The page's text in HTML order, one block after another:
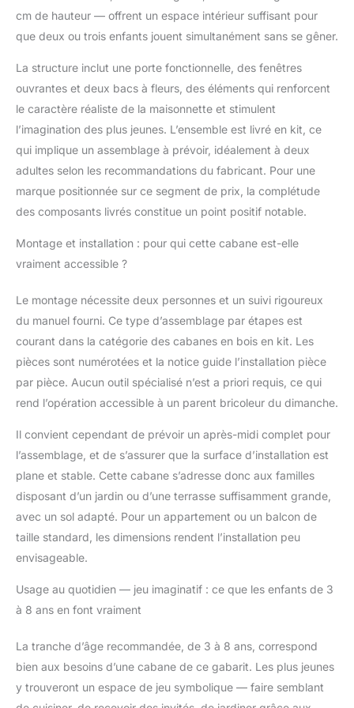
hauteur confortable et
un espace suffisant
puissent bouger
librement, installer leurs
jouets ou petits
à des jeux de rôle sans
contrainte. COIN
JARDIN CRÉATIF :
Équipée de deux
jardinières près de
l'entrée, cette cabane
invite les enfants à
saisons. Transformez
facilement cet espace
en boutique ou en
stimulant leur créativité
et leur sens des
responsabilités.
AÉRÉ : Avec une porte
à mi-hauteur et trois
cabane de jardin pour
enfants garantit une
luminosité naturelle et
une bonne ventilation.
tout en offrant aux
enfants un espace de
L'INDÉPENDANCE :
Cette cabane de jeu
pour enfants stimule
cm de hauteur — offrent un espace intérieur suffisant pour
que deux ou trois enfants jouent simultanément sans se gêner.
La structure inclut une porte fonctionnelle, des fenêtres
ouvrantes et deux bacs à fleurs, des éléments qui renforcent
le caractère réaliste de la maisonnette et stimulent
l’imagination des plus jeunes. L’ensemble est livré en kit, ce
qui implique un assemblage à prévoir, idéalement à deux
adultes selon les recommandations du fabricant. Pour une
marque positionnée sur ce segment de prix, la complétude
des composants livrés constitue un point positif notable.
Montage et installation : pour qui cette cabane est-elle
vraiment accessible ?
Le montage nécessite deux personnes et un suivi rigoureux
du manuel fourni. Ce type d’assemblage par étapes est
courant dans la catégorie des cabanes en bois en kit. Les
pièces sont numérotées et la notice guide l’installation pièce
par pièce. Aucun outil spécialisé n’est a priori requis, ce qui
rend l’opération accessible à un parent bricoleur du dimanche.
Il convient cependant de prévoir un après-midi complet pour
l’assemblage, et de s’assurer que la surface d’installation est
plane et stable. Cette cabane s’adresse donc aux familles
disposant d’un jardin ou d’une terrasse suffisamment grande,
avec un sol adapté. Pour un appartement ou un balcon de
taille standard, les dimensions rendent l’installation peu
envisageable.
Usage au quotidien — jeu imaginatif : ce que les enfants de 3
à 8 ans en font vraiment
La tranche d’âge recommandée, de 3 à 8 ans, correspond
bien aux besoins d’une cabane de ce gabarit. Les plus jeunes
y trouveront un espace de jeu symbolique — faire semblant